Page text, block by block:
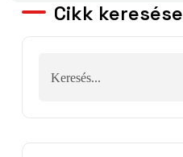
Cikk keresése